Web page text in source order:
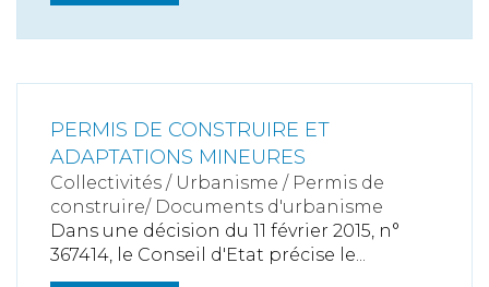
PERMIS DE CONSTRUIRE ET
ADAPTATIONS MINEURES
Collectivités / Urbanisme / Permis de
construire/ Documents d'urbanisme
Dans une décision du 11 février 2015, n°
367414, le Conseil d'Etat précise le...